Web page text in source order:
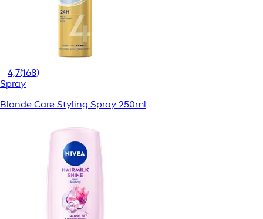
4,7(168)
Spray
Blonde Care Styling Spray 250ml